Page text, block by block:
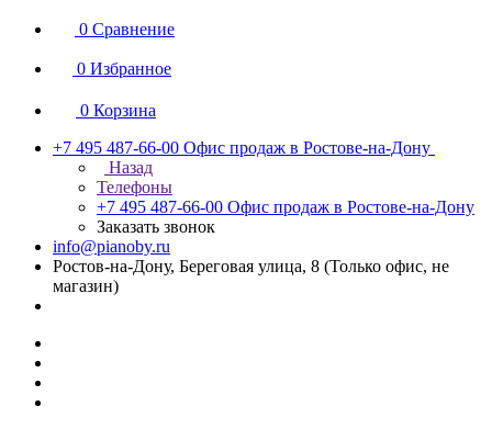
0 Сравнение
0 Избранное
0 Корзина
+7 495 487-66-00 Офис продаж в Ростове-на-Дону
Назад
Телефоны
+7 495 487-66-00 Офис продаж в Ростове-на-Дону
Заказать звонок
info@pianoby.ru
Ростов-на-Дону, Береговая улица, 8 (Только офис, не
магазин)